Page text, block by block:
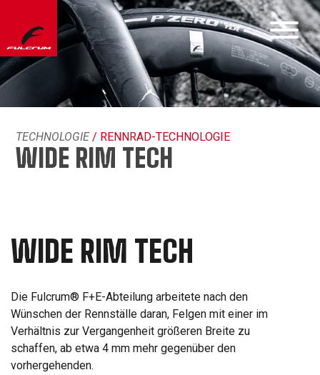
TECHNOLOGIE/ RENNRAD-TECHNOLOGIE
WIDE RIM TECH
WIDE RIM TECH
Die Fulcrum® F+E-Abteilung arbeitete nach den
Wünschen der Rennställe daran, Felgen mit einer im
Verhältnis zur Vergangenheit größeren Breite zu
schaffen, ab etwa 4 mm mehr gegenüber den
vorhergehenden.